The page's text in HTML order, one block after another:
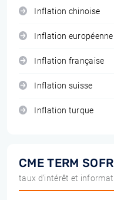
Inflation chinoise
Inflation européenne
Inflation française
Inflation suisse
Inflation turque
CME TERM SOFR
taux d'intérêt et